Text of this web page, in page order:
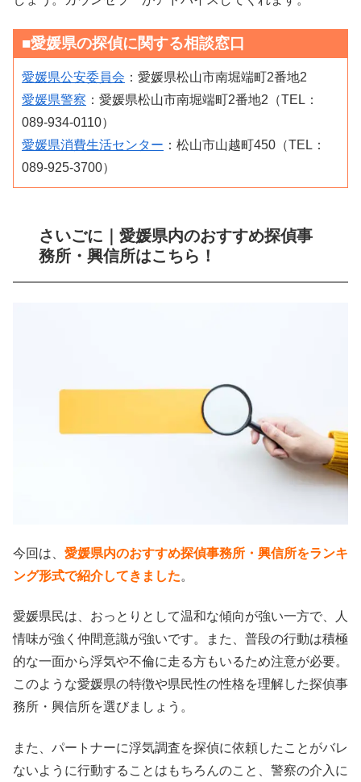
■愛媛県の探偵に関する相談窓口
愛媛県公安委員会 ：愛媛県松山市南堀端町2番地2
愛媛県警察 ：愛媛県松山市南堀端町2番地2（TEL：
089-934-0110）
愛媛県消費生活センター ：松山市山越町450（TEL：
089-925-3700）
さいごに｜愛媛県内のおすすめ探偵事
務所・興信所はこちら！
今回は、 愛媛県内のおすすめ探偵事務所・興信所をランキ
ング形式で紹介してきました。
愛媛県民は、おっとりとして温和な傾向が強い一方で、人
情味が強く仲間意識が強いです。また、普段の行動は積極
的な一面から浮気や不倫に走る方もいるため注意が必要。
このような愛媛県の特徴や県民性の性格を理解した探偵事
務所・興信所を選びましょう。
また、パートナーに浮気調査を探偵に依頼したことがバレ
ないように行動することはもちろんのこと、警察の介入に